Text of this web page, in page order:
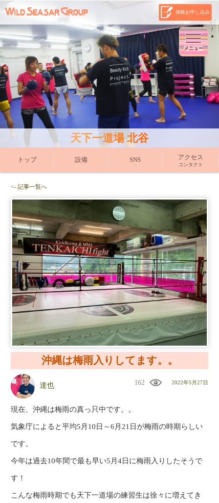
体験お申し込み
メニュー
天下一道場 北谷
トップ 設備 SNS アクセス
コンタクト
<- 記事一覧へ
沖縄は梅雨入りしてます。。
2022年5月27日
162
達也
現在、沖縄は梅雨の真っ只中です。。
気象庁によると平均5月10日～6月21日が梅雨の時期らしい
です。
今年は過去10年間で最も早い5月4日に梅雨入りしたそうで
す！
こんな梅雨時期でも天下一道場の練習生は徐々に増えてき